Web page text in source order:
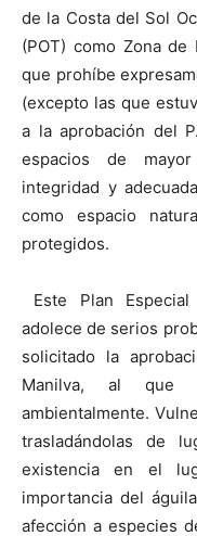
de la Costa del Sol
(POT) como Zona
que prohíbe
(excepto las que
a la aprobación del
espacios de
integridad y
como espacio
protegidos.
Este Plan
adolece de serios
solicitado la
Manilva, al que
ambientalmente.
trasladándolas de
existencia en el
importancia del
afección a especies